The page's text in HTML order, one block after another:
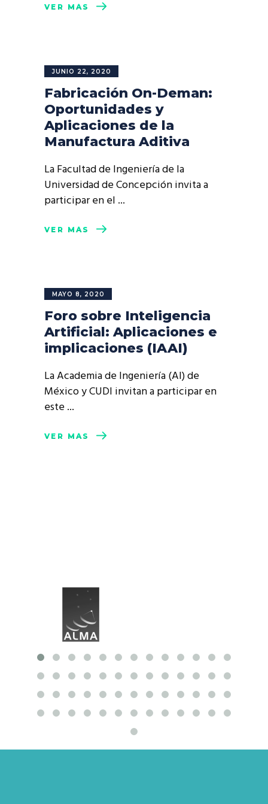
VER MÁS
JUNIO 22, 2020
Fabricación On-Deman:
Oportunidades y
Aplicaciones de la
Manufactura Aditiva
La Facultad de Ingeniería de la
Universidad de Concepción invita a
participar en el
VER MÁS
MAYO 8, 2020
Foro sobre Inteligencia
Artificial: Aplicaciones e
implicaciones (IAAI)
La Academia de Ingeniería (AI) de
México y CUDI invitan a participar en
este
VER MÁS